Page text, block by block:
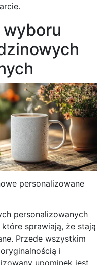
personalizowane
personalizowanych
sprawiają, że stają
Przede wszystkim
i